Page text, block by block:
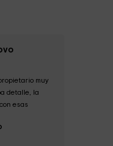
muy
detalle, la
esas